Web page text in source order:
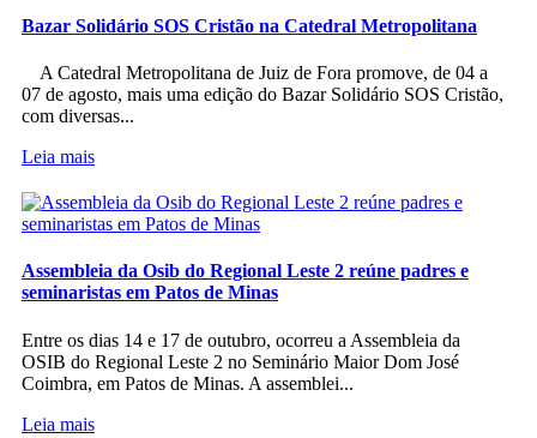
Bazar Solidário SOS Cristão na Catedral Metropolitana
A Catedral Metropolitana de Juiz de Fora promove, de 04 a
07 de agosto, mais uma edição do Bazar Solidário SOS Cristão,
com diversas...
Leia mais
Assembleia da Osib do Regional Leste 2 reúne padres e
seminaristas em Patos de Minas
Entre os dias 14 e 17 de outubro, ocorreu a Assembleia da
OSIB do Regional Leste 2 no Seminário Maior Dom José
Coimbra, em Patos de Minas. A assemblei...
Leia mais